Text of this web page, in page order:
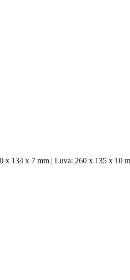
134 x 7 mm | Luva: 260 x 135 x 10